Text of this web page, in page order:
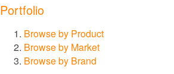
Portfolio
Browse by Product
Browse by Market
Browse by Brand